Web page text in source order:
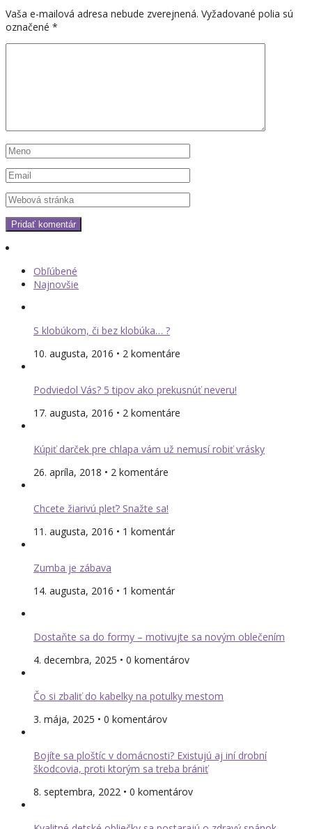
Vaša e-mailová adresa nebude zverejnená. Vyžadované polia sú
označené *
Obľúbené
Najnovšie
S klobúkom, či bez klobúka… ?
10. augusta, 2016 • 2 komentáre
Podviedol Vás? 5 tipov ako prekusnúť neveru!
17. augusta, 2016 • 2 komentáre
Kúpiť darček pre chlapa vám už nemusí robiť vrásky
26. apríla, 2018 • 2 komentáre
Chcete žiarivú pleť? Snažte sa!
11. augusta, 2016 • 1 komentár
Zumba je zábava
14. augusta, 2016 • 1 komentár
Dostaňte sa do formy – motivujte sa novým oblečením
4. decembra, 2025 • 0 komentárov
Čo si zbaliť do kabelky na potulky mestom
3. mája, 2025 • 0 komentárov
Bojíte sa ploštíc v domácnosti? Existujú aj iní drobní
škodcovia, proti ktorým sa treba brániť
8. septembra, 2022 • 0 komentárov